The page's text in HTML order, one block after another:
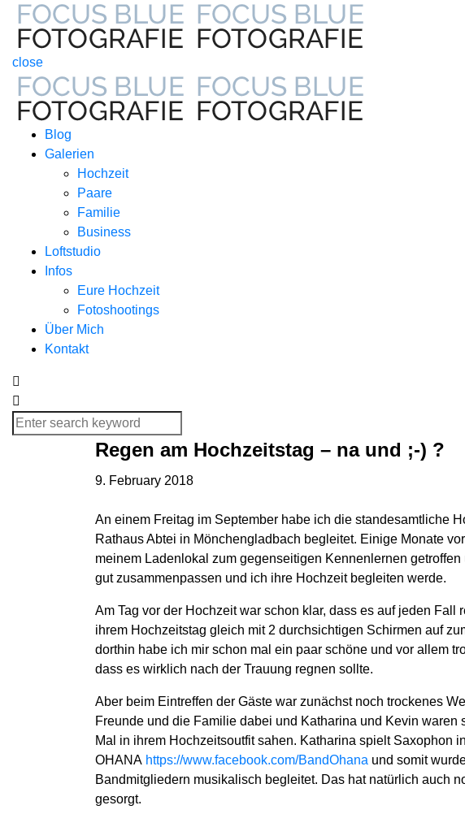
close
Blog
Galerien
Hochzeit
Paare
Familie
Business
Loftstudio
Infos
Eure Hochzeit
Fotoshootings
Über Mich
Kontakt
Regen am Hochzeitstag – na und ;-) ?
9. February 2018
An einem Freitag im September habe ich die standesamtliche
Rathaus Abtei in Mönchengladbach begleitet. Einige Monate
meinem Ladenlokal zum gegenseitigen Kennenlernen
gut zusammenpassen und ich ihre Hochzeit begleiten werde.
Am Tag vor der Hochzeit war schon klar, dass es auf jeden Fall
ihrem Hochzeitstag gleich mit 2 durchsichtigen Schirmen auf
dorthin habe ich mir schon mal ein paar schöne und vor allem
dass es wirklich nach der Trauung regnen sollte.
Aber beim Eintreffen der Gäste war zunächst noch trockenes
Freunde und die Familie dabei und Katharina und Kevin waren
Mal in ihrem Hochzeitsoutfit sahen. Katharina spielt Saxophon
OHANA https://www.facebook.com/BandOhana und somit
Bandmitgliedern musikalisch begleitet. Das hat natürlich auch
gesorgt.